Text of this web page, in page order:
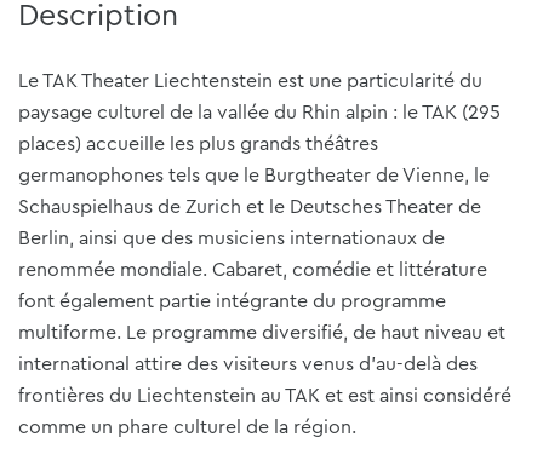
Description
Le TAK Theater Liechtenstein est une particularité du
paysage culturel de la vallée du Rhin alpin : le TAK (295
places) accueille les plus grands théâtres
germanophones tels que le Burgtheater de Vienne, le
Schauspielhaus de Zurich et le Deutsches Theater de
Berlin, ainsi que des musiciens internationaux de
renommée mondiale. Cabaret, comédie et littérature
font également partie intégrante du programme
multiforme. Le programme diversifié, de haut niveau et
international attire des visiteurs venus d'au-delà des
frontières du Liechtenstein au TAK et est ainsi considéré
comme un phare culturel de la région.